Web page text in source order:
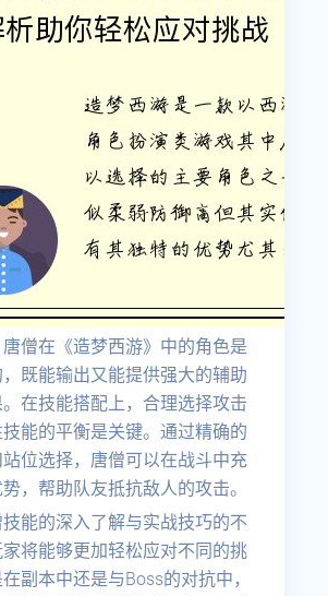
僧在《造梦西游》中的角色是
既能输出又能提供强大的辅助
在技能搭配上，合理选择攻击
能的平衡是关键。通过精确的
位选择，唐僧可以在战斗中充
，帮助队友抵抗敌人的攻击。
能的深入了解与实战技巧的不
将能够更加轻松应对不同的挑
副本中还是与Boss的对抗中，